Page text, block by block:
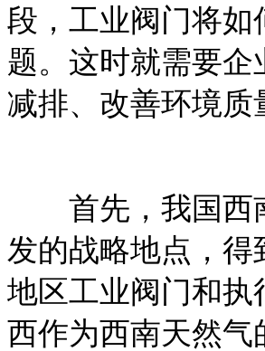
段，工业阀门将
题。这时就需要
减排、改善环境
首先，我国西南
发的战略地点，
地区工业阀门和
西作为西南天然